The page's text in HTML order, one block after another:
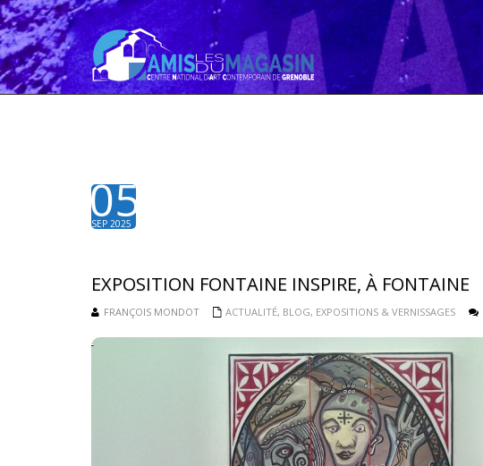
05
SEP 2025
EXPOSITION FONTAINE INSPIRE, À FONTAINE
FRANÇOIS MONDOT ACTUALITÉ, BLOG, EXPOSITIONS & VERNISSAGES